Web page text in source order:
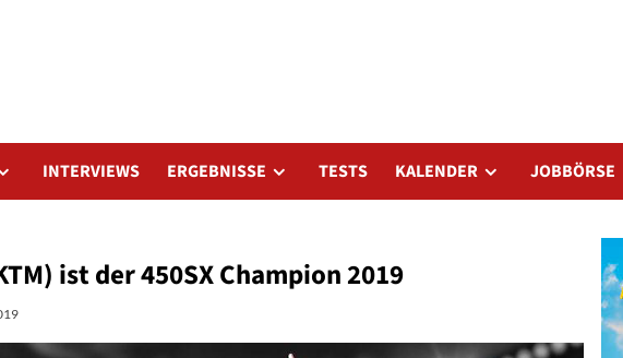
INTERVIEWS ERGEBNISSE TESTS KALENDER JOBBÖRSE
ist der 450SX Champion 2019